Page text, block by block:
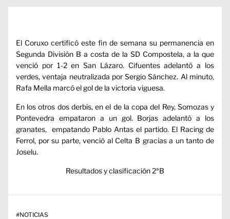
El Coruxo certificó este fin de semana su permanencia en
Segunda División B a costa de la SD Compostela, a la que
venció por 1-2 en San Lázaro. Cifuentes adelantó a los
verdes, ventaja neutralizada por Sergio Sánchez. Al minuto,
Rafa Mella marcó el gol de la victoria viguesa.
En los otros dos derbis, en el de la copa del Rey, Somozas y
Pontevedra empataron a un gol. Borjas adelantó a los
granates, empatando Pablo Antas el partido. El Racing de
Ferrol, por su parte, venció al Celta B gracias a un tanto de
Joselu.
Resultados y clasificación 2ªB
#NOTICIAS